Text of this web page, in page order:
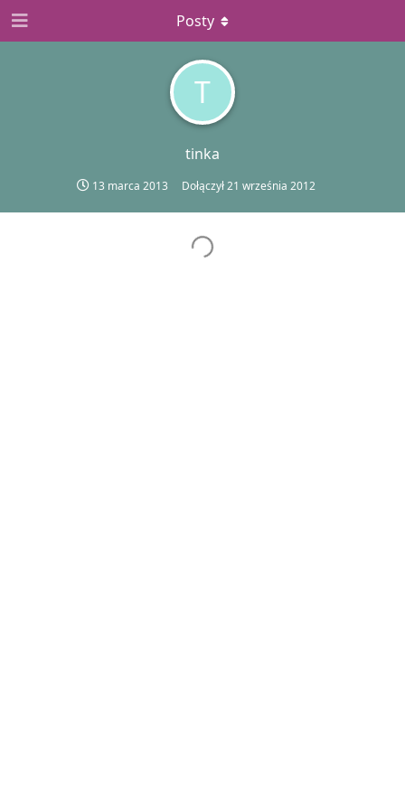
T
tinka
13 marca 2013 Dołączył21 września 2012
Posty